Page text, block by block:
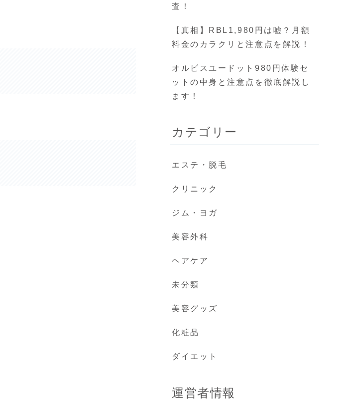
査！
【真相】RBL1,980円は嘘？月額
料金のカラクリと注意点を解説！
オルビスユードット980円体験セ
ットの中身と注意点を徹底解説し
ます！
カテゴリー
エステ・脱毛
クリニック
ジム・ヨガ
美容外科
ヘアケア
未分類
美容グッズ
化粧品
ダイエット
運営者情報